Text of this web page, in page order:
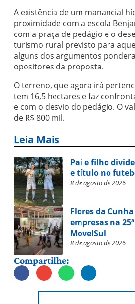
A existência de um manancial
proximidade com a escola
com a praça de pedágio e o
turismo rural previsto para
alguns dos argumentos
opositores da proposta.
O terreno, que agora irá
tem 16,5 hectares e faz
e com o desvio do pedágio. O
de R$ 800 mil.
Leia Mais
Pai e filho
e título no
8 de agosto de 2026
Flores da
empresas na
MovelSul
8 de agosto de 2026
Compartilhe: